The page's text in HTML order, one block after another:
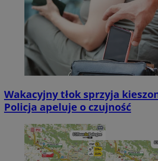
Wakacyjny tłok sprzyja
Policja apeluje o czujność